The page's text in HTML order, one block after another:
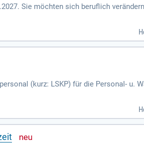
Sie möchten sich beruflich
(kurz: LSKP) für die Personal- u.